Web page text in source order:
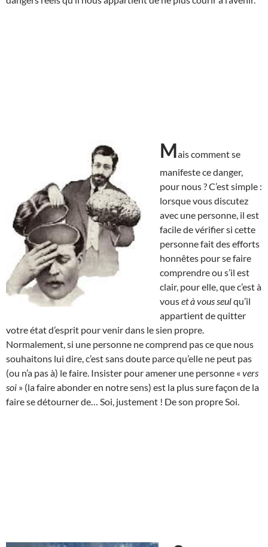
Mais comment se
manifeste ce danger,
pour nous ? C’est simple :
lorsque vous discutez
avec une personne, il est
facile de vérifier si cette
personne fait des efforts
honnêtes pour se faire
comprendre ou s’il est
clair, pour elle, que c’est à
vouset à vous seulqu’il
appartient de quitter
votre état d’esprit pour venir dans le sien propre.
Normalement, si une personne ne comprend pas ce que nous
souhaitons lui dire, c’est sans doute parce qu’elle ne peut pas
(ou n’a pas à) le faire. Insister pour amener une personne « vers
soi » (la faire abonder en notre sens) est la plus sure façon de la
faire se détourner de… Soi, justement ! De son propre Soi.